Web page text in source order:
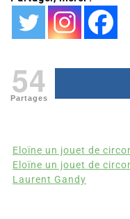
54
Partages
Eloïne un jouet de
Eloïne un jouet de
Laurent Gandy